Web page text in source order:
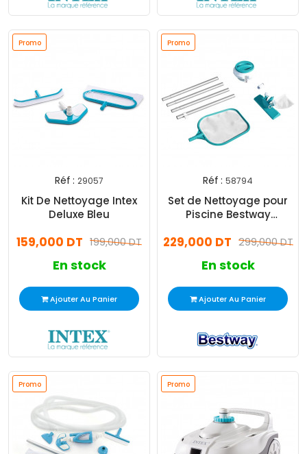
Promo
Réf : 29057
Kit De Nettoyage Intex
Deluxe Bleu
199,000 DT
159,000 DT
En stock
Ajouter Au Panier
Promo
Réf : 58794
Set de Nettoyage pour
Piscine Bestway
299,000 DT
229,000 DT
En stock
Ajouter Au Panier
Promo Promo